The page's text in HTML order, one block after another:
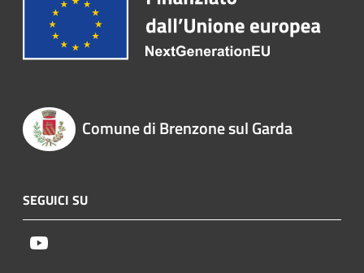
Comune di Brenzone sul Garda
SEGUICI SU